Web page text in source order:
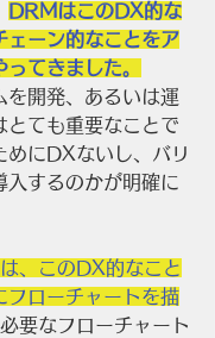
DRMはこのDX的な
ェーン的なことをア
てきました。
開発、あるいは運
とても重要なことで
めにDXないし、バリ
入するのかが明確に
、このDX的なこと
フローチャートを描
要なフローチャート